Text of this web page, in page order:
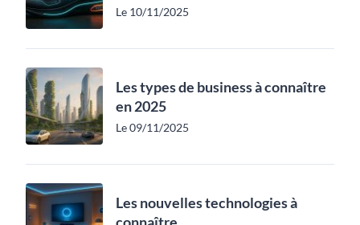
Le 10/11/2025
Les types de business à connaître
en 2025
Le 09/11/2025
Les nouvelles technologies à
connaître